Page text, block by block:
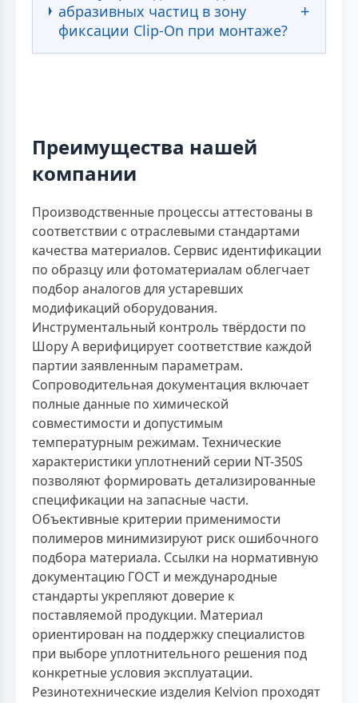
абразивных частиц в зону
фиксации Clip-On при монтаже?
Преимущества нашей
компании
Производственные процессы аттестованы в
соответствии с отраслевыми стандартами
качества материалов. Сервис идентификации
по образцу или фотоматериалам облегчает
подбор аналогов для устаревших
модификаций оборудования.
Инструментальный контроль твёрдости по
Шору А верифицирует соответствие каждой
партии заявленным параметрам.
Сопроводительная документация включает
полные данные по химической
совместимости и допустимым
температурным режимам. Технические
характеристики уплотнений серии NT-350S
позволяют формировать детализированные
спецификации на запасные части.
Объективные критерии применимости
полимеров минимизируют риск ошибочного
подбора материала. Ссылки на нормативную
документацию ГОСТ и международные
стандарты укрепляют доверие к
поставляемой продукции. Материал
ориентирован на поддержку специалистов
при выборе уплотнительного решения под
конкретные условия эксплуатации.
Резинотехнические изделия Kelvion проходят